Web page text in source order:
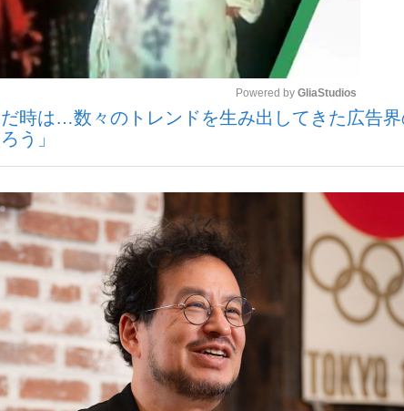
”の真実 選手が明かす... 「敗因分析は一切聞かれ
観る将棋、
Powered by GliaStudios
時は…数々のトレンドを生み出してきた広告
う」